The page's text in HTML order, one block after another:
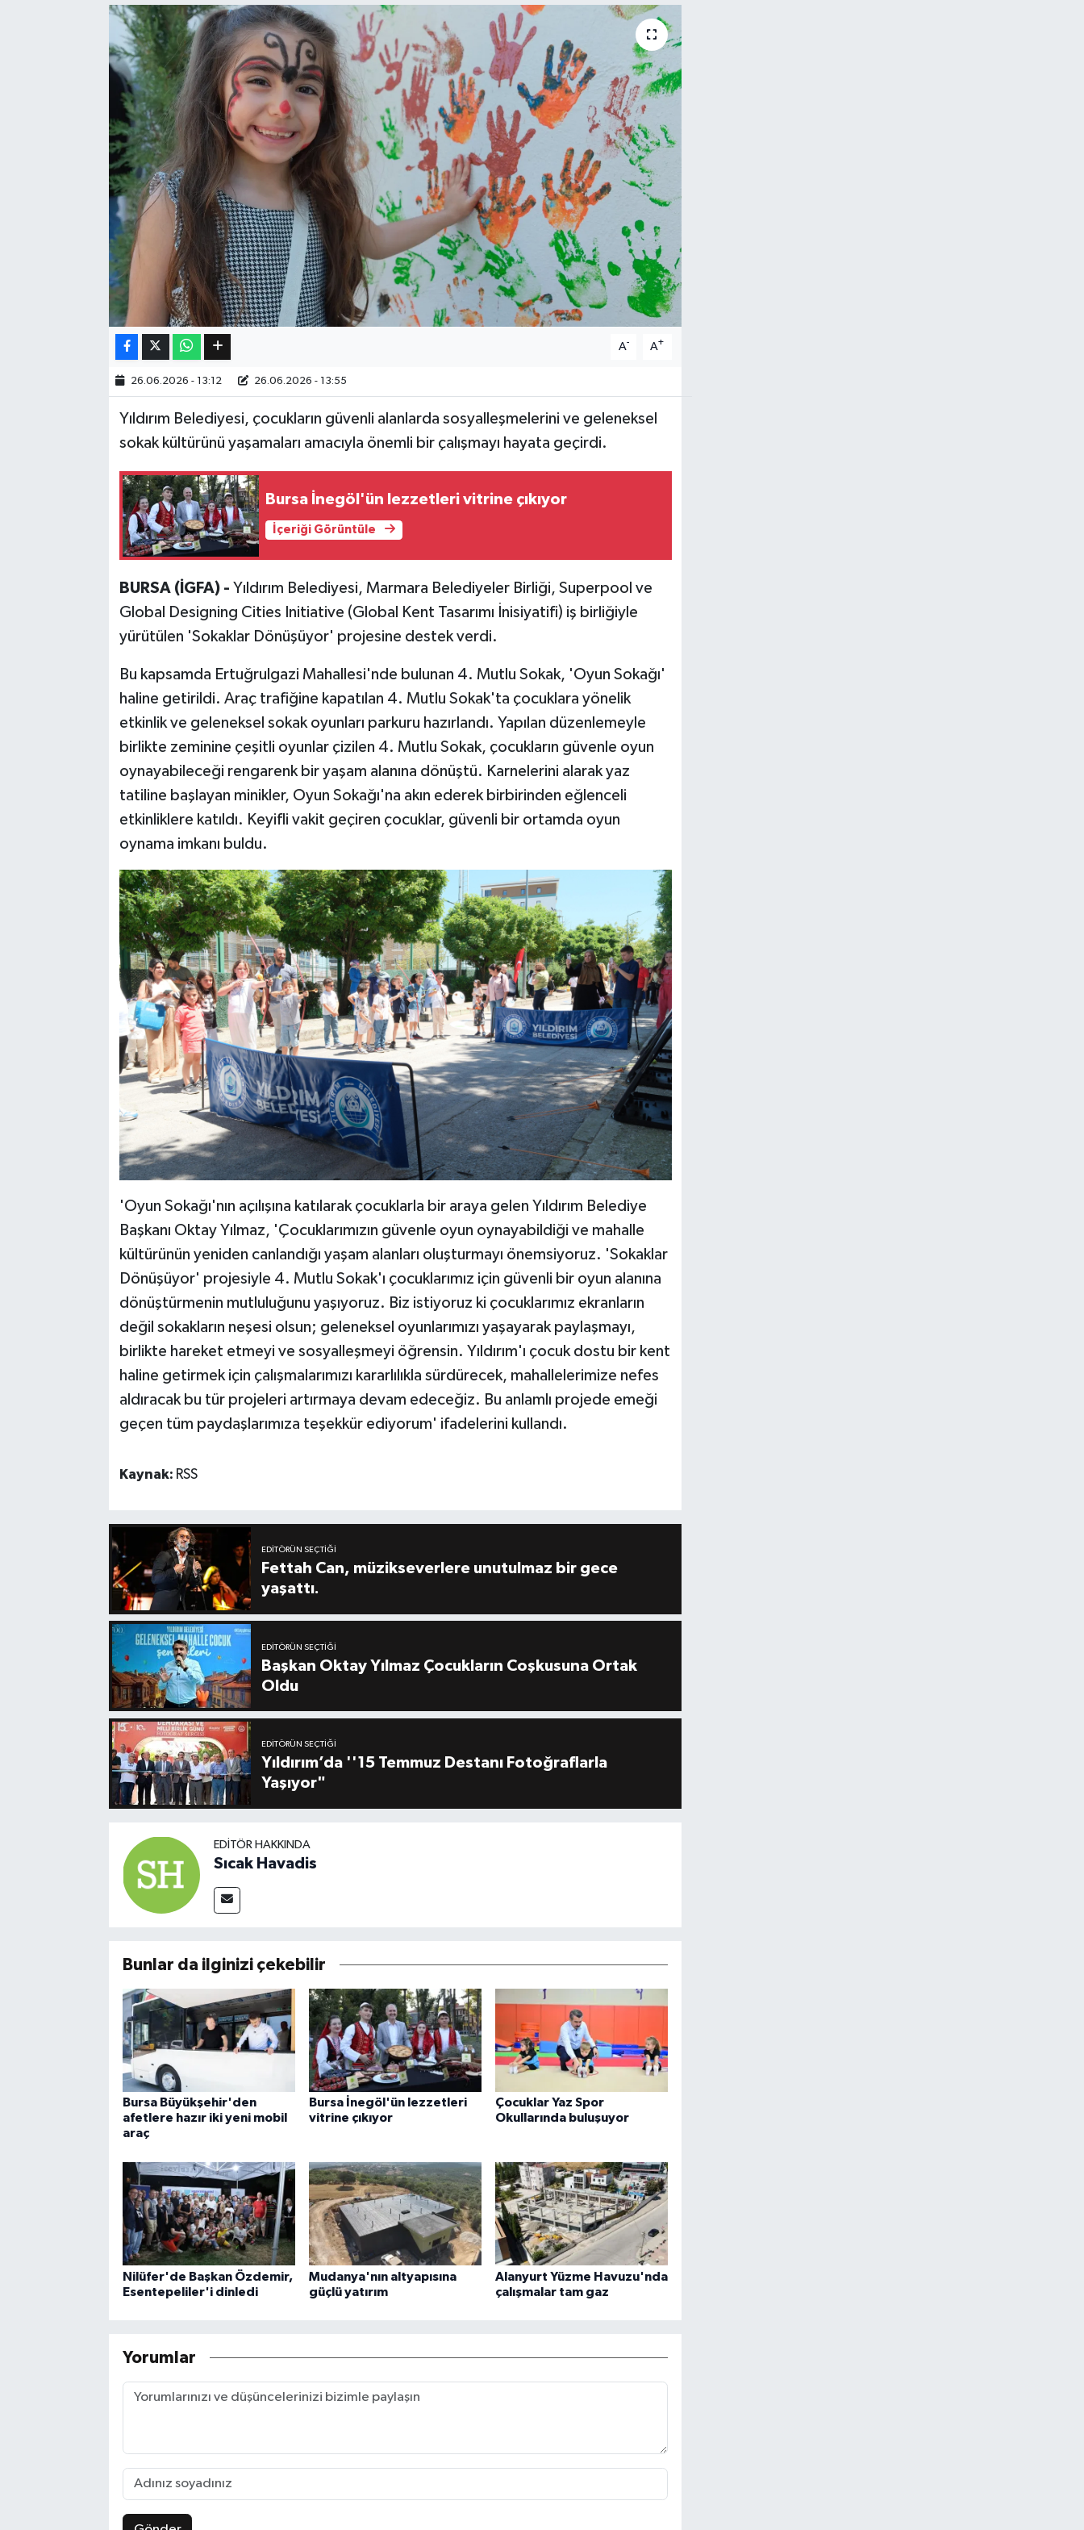
A- A+
26.06.2026 - 13:12 26.06.2026 - 13:55
Yıldırım Belediyesi, çocukların güvenli alanlarda sosyalleşmelerini ve geleneksel
sokak kültürünü yaşamaları amacıyla önemli bir çalışmayı hayata geçirdi.
Bursa İnegöl'ün lezzetleri vitrine çıkıyor
İçeriği Görüntüle
BURSA (İGFA) - Yıldırım Belediyesi, Marmara Belediyeler Birliği, Superpool ve
Global Designing Cities Initiative (Global Kent Tasarımı İnisiyatifi) iş birliğiyle
yürütülen 'Sokaklar Dönüşüyor' projesine destek verdi.
Bu kapsamda Ertuğrulgazi Mahallesi'nde bulunan 4. Mutlu Sokak, 'Oyun Sokağı'
haline getirildi. Araç trafiğine kapatılan 4. Mutlu Sokak'ta çocuklara yönelik
etkinlik ve geleneksel sokak oyunları parkuru hazırlandı. Yapılan düzenlemeyle
birlikte zeminine çeşitli oyunlar çizilen 4. Mutlu Sokak, çocukların güvenle oyun
oynayabileceği rengarenk bir yaşam alanına dönüştü. Karnelerini alarak yaz
tatiline başlayan minikler, Oyun Sokağı'na akın ederek birbirinden eğlenceli
etkinliklere katıldı. Keyifli vakit geçiren çocuklar, güvenli bir ortamda oyun
oynama imkanı buldu.
'Oyun Sokağı'nın açılışına katılarak çocuklarla bir araya gelen Yıldırım Belediye
Başkanı Oktay Yılmaz, 'Çocuklarımızın güvenle oyun oynayabildiği ve mahalle
kültürünün yeniden canlandığı yaşam alanları oluşturmayı önemsiyoruz. 'Sokaklar
Dönüşüyor' projesiyle 4. Mutlu Sokak'ı çocuklarımız için güvenli bir oyun alanına
dönüştürmenin mutluluğunu yaşıyoruz. Biz istiyoruz ki çocuklarımız ekranların
değil sokakların neşesi olsun; geleneksel oyunlarımızı yaşayarak paylaşmayı,
birlikte hareket etmeyi ve sosyalleşmeyi öğrensin. Yıldırım'ı çocuk dostu bir kent
haline getirmek için çalışmalarımızı kararlılıkla sürdürecek, mahallelerimize nefes
aldıracak bu tür projeleri artırmaya devam edeceğiz. Bu anlamlı projede emeği
geçen tüm paydaşlarımıza teşekkür ediyorum' ifadelerini kullandı.
Kaynak: RSS
EDITÖRÜN SEÇTIĞI
Fettah Can, müzikseverlere unutulmaz bir gece
yaşattı.
EDITÖRÜN SEÇTIĞI
Başkan Oktay Yılmaz Çocukların Coşkusuna Ortak
Oldu
EDITÖRÜN SEÇTIĞI
Yıldırım’da ''15 Temmuz Destanı Fotoğraflarla
Yaşıyor"
EDITÖR HAKKINDA
Sıcak Havadis
Bunlar da ilginizi çekebilir
Bursa Büyükşehir'den
afetlere hazır iki yeni mobil
araç
Bursa İnegöl'ün lezzetleri
vitrine çıkıyor
Çocuklar Yaz Spor
Okullarında buluşuyor
Nilüfer'de Başkan Özdemir,
Esentepeliler'i dinledi
Mudanya'nın altyapısına
güçlü yatırım
Alanyurt Yüzme Havuzu'nda
çalışmalar tam gaz
Yorumlar
Kültür & Sanat
Bilim, Teknoloji